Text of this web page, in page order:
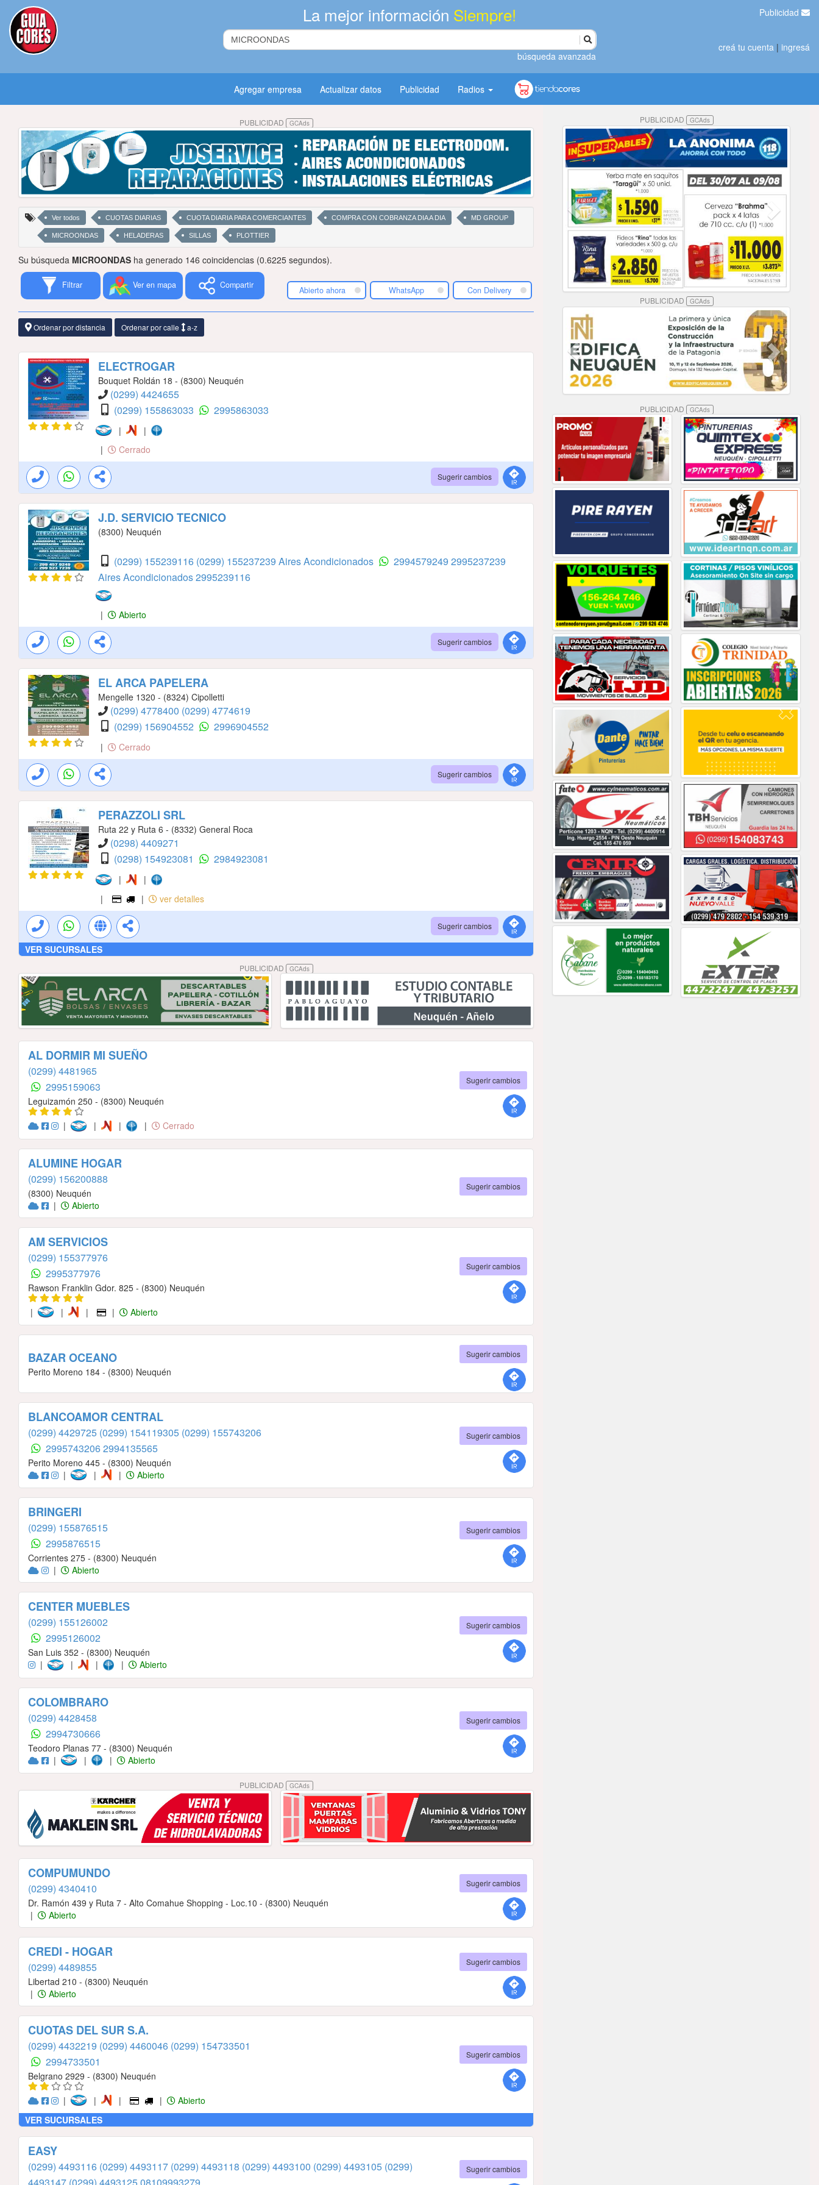
La mejor información Siempre!
búsqueda avanzada
Publicidad
creá tu cuenta | ingresá
Agregar empresa Actualizar datos Publicidad Radios
PUBLICIDAD GCAds
Ver todos CUOTAS DIARIAS CUOTA DIARIA PARA COMERCIANTES COMPRA CON COBRANZA DIA A DIA MD GROUP
MICROONDAS HELADERAS SILLAS PLOTTIER
Su búsqueda MICROONDAS ha generado 146 coincidencias (0.6225 segundos).
Filtrar Ver en mapa Compartir Abierto ahora WhatsApp Con Delivery
Ordenar por distancia Ordenar por calle a-z
ELECTROGAR
Bouquet Roldán 18 - (8300) Neuquén
(0299) 4424655
(0299) 155863033
2995863033
|
|
|
Cerrado
Sugerir cambios
J.D. SERVICIO TECNICO
(8300) Neuquén
(0299) 155239116 (0299) 155237239 Aires Acondicionados 2994579249 2995237239
Aires Acondicionados2995239116
| Abierto
Sugerir cambios
EL ARCA PAPELERA
Mengelle 1320 - (8324) Cipolletti
(0299) 4778400 (0299) 4774619
(0299) 156904552
2996904552
| Cerrado
Sugerir cambios
PERAZZOLI SRL
Ruta 22 y Ruta 6 - (8332) General Roca
(0298) 4409271
(0298) 154923081
2984923081
|
|
|
| ver detalles
Sugerir cambios
VER SUCURSALES
PUBLICIDAD GCAds
AL DORMIR MI SUEÑO
(0299) 4481965
2995159063
Leguizamón 250 - (8300) Neuquén
|
| | | Cerrado
Sugerir cambios
ALUMINE HOGAR
(0299) 156200888
(8300) Neuquén
|
Abierto
Sugerir cambios
AM SERVICIOS
(0299) 155377976
2995377976
Rawson Franklin Gdor. 825 - (8300) Neuquén
|
| | | Abierto
Sugerir cambios
BAZAR OCEANO
Perito Moreno 184 - (8300) Neuquén
Sugerir cambios
BLANCOAMOR CENTRAL
(0299) 4429725 (0299) 154119305 (0299) 155743206
29957432062994135565
Perito Moreno 445 - (8300) Neuquén
|
| | Abierto
Sugerir cambios
BRINGERI
(0299) 155876515
2995876515
Corrientes 275 - (8300) Neuquén
|
Abierto
Sugerir cambios
CENTER MUEBLES
(0299) 155126002
2995126002
San Luis 352 - (8300) Neuquén
|
| | | Abierto
Sugerir cambios
COLOMBRARO
(0299) 4428458
2994730666
Teodoro Planas 77 - (8300) Neuquén
|
| | Abierto
Sugerir cambios
PUBLICIDAD GCAds
COMPUMUNDO
(0299) 4340410
Dr. Ramón 439 y Ruta 7 - Alto Comahue Shopping - Loc.10 - (8300) Neuquén
|
Abierto
Sugerir cambios
CREDI - HOGAR
(0299) 4489855
Libertad 210 - (8300) Neuquén
|
Abierto
Sugerir cambios
CUOTAS DEL SUR S.A.
(0299) 4432219 (0299) 4460046 (0299) 154733501
2994733501
Belgrano 2929 - (8300) Neuquén
|
| | | Abierto
Sugerir cambios
VER SUCURSALES
EASY
(0299) 4493116 (0299) 4493117 (0299) 4493118 (0299) 4493100 (0299) 4493105 (0299)
4493147 (0299) 449312508109993279
Sugerir cambios
PUBLICIDAD GCAds
PUBLICIDAD GCAds
PUBLICIDAD GCAds